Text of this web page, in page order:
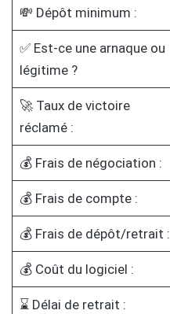
💸 Dépôt minimum :
✅ Est-ce une arnaque ou
légitime ?
🚀 Taux de victoire
réclamé :
💰 Frais de négociation :
💰 Frais de compte :
💰 Frais de dépôt/retrait :
💰 Coût du logiciel :
⌛ Délai de retrait :